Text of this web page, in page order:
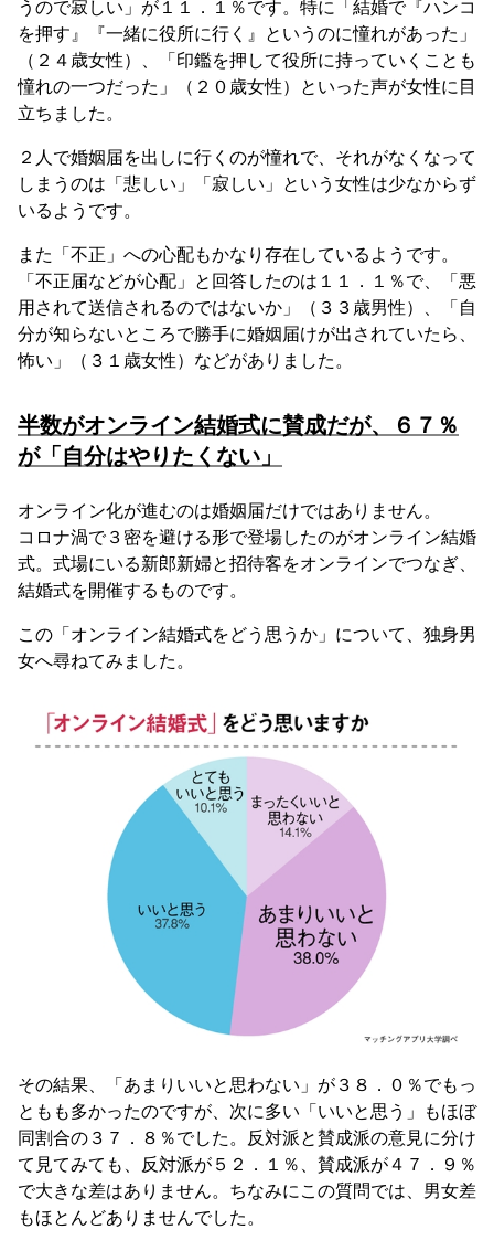
うので寂しい」が１１．１％です。特に「結婚で『ハンコ
を押す』『一緒に役所に行く』というのに憧れがあった」
（２４歳女性）、「印鑑を押して役所に持っていくことも
憧れの一つだった」（２０歳女性）といった声が女性に目
立ちました。
２人で婚姻届を出しに行くのが憧れで、それがなくなって
しまうのは「悲しい」「寂しい」という女性は少なからず
いるようです。
また「不正」への心配もかなり存在しているようです。
「不正届などが心配」と回答したのは１１．１％で、「悪
用されて送信されるのではないか」（３３歳男性）、「自
分が知らないところで勝手に婚姻届けが出されていたら、
怖い」（３１歳女性）などがありました。
半数がオンライン結婚式に賛成だが、６７％
が「自分はやりたくない」
オンライン化が進むのは婚姻届だけではありません。
コロナ渦で３密を避ける形で登場したのがオンライン結婚
式。式場にいる新郎新婦と招待客をオンラインでつなぎ、
結婚式を開催するものです。
この「オンライン結婚式をどう思うか」について、独身男
女へ尋ねてみました。
その結果、「あまりいいと思わない」が３８．０％でもっ
ともも多かったのですが、次に多い「いいと思う」もほぼ
同割合の３７．８％でした。反対派と賛成派の意見に分け
て見てみても、反対派が５２．１％、賛成派が４７．９％
で大きな差はありません。ちなみにこの質問では、男女差
もほとんどありませんでした。